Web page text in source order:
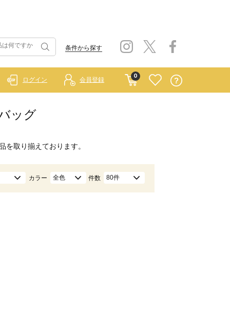
条件から探す
0
ログイン 会員登録
ッグ
を取り揃えております。
カラー 全色 件数 80件